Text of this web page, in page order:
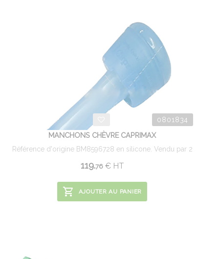
0801834
MANCHONS CHÈVRE CAPRIMAX
Référence d'origine BM8596728 en silicone. Vendu par 2
119.76 €HT
AJOUTER AU PANIER